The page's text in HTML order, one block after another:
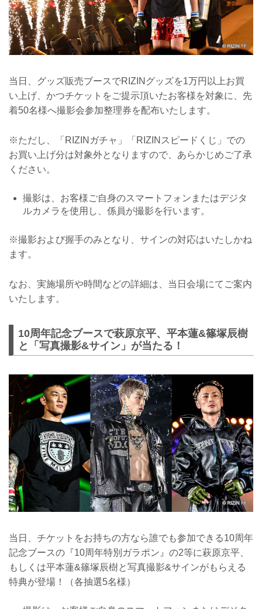
当日、グッズ販売ブースでRIZINグッズを1万円以上お買
い上げ、かつチケットをご提示頂いたお客様を対象に、先
着50名様へ撮影会参加整理券を配布いたします。
※ただし、「RIZINガチャ」「RIZINスピードくじ」での
お買い上げ分は対象外となりますので、あらかじめご了承
ください。
撮影は、お客様ご自身のスマートフォンまたはデジタ
ルカメラを使用し、係員が撮影を行います。
※撮影および握手のみとなり、サインの対応はいたしかね
ます。
なお、実施場所や時間などの詳細は、当日会場にてご案内
いたします。
10周年記念ブースで萩原京平、平本蓮&篠塚辰樹
と「写真撮影&サイン」が当たる！
当日、チケットをお持ちの方なら誰でも参加できる10周年
記念ブースの『10周年特別ガラポン』の2等に萩原京平、
もしくは平本蓮&篠塚辰樹と写真撮影&サインがもらえる
特典が登場！（各抽選5名様）